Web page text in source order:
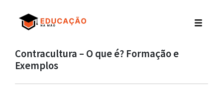
Contracultura – O que é? Formação e
Exemplos